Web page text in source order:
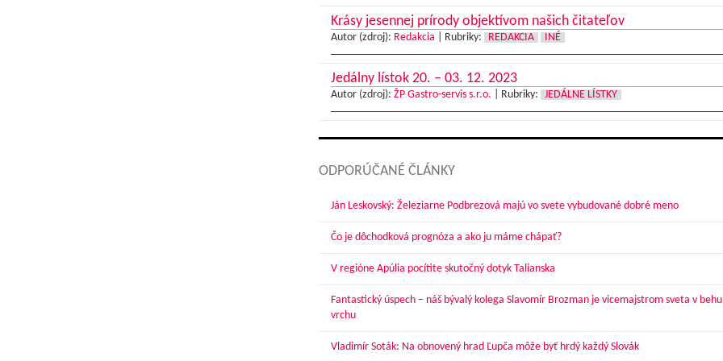
Krásy jesennej prírody objektívom našich čitateľov
Autor (zdroj): Redakcia Rubriky: REDAKCIA INÉ
Jedálny lístok 20. – 03. 12. 2023
Autor (zdroj): ŽP Gastro-servis s.r.o. Rubriky: JEDÁLNE LÍSTKY
ODPORÚČANÉ ČLÁNKY
Ján Leskovský: Železiarne Podbrezová majú vo svete vybudované dobré meno
Čo je dôchodková prognóza a ako ju máme chápať?
V regióne Apúlia pocítite skutočný dotyk Talianska
Fantastický úspech – náš bývalý kolega Slavomír Brozman je vicemajstrom sveta v
vrchu
Vladimír Soták: Na obnovený hrad Ľupča môže byť hrdý každý Slovák